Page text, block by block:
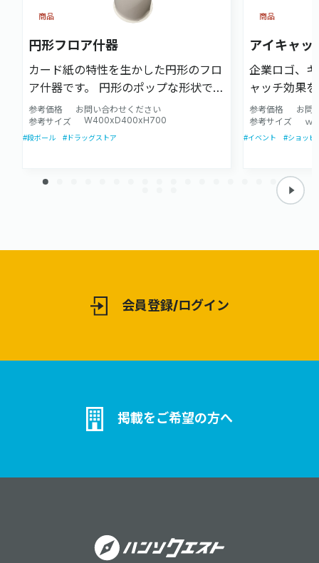
円形フロア什器
カード紙の特性を生かした円形のフロ
ア什器です。 円形のポップな形状でア
イキャッチ効果を高めます。
参考価格
お問い合わせください
参考サイズ
W400xD400xH700
商品
#段ボール #ドラッグストア
アイキャッ
企業ロゴ、
ャッチ効果
ンボールで
参考価格
お問
参考サイズ
ｗ
商品
#イベント #ショッピ
会員登録/ログイン
掲載をご希望の方へ